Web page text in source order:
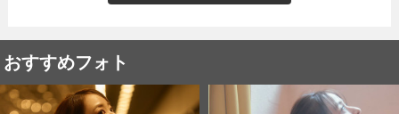
おすすめフォト